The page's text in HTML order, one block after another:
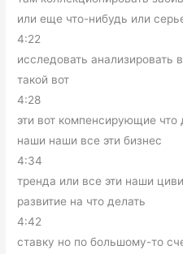
или еще что-нибудь или
4:22
исследовать анализировать
такой вот
4:28
эти вот компенсирующие
наши наши все эти бизнес
4:34
тренда или все эти наши
развитие на что делать
4:42
ставку но по большому-то